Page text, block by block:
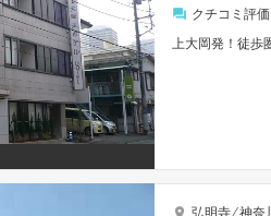
クチコミ評
上大岡発！徒歩
弘明寺⁄神奈